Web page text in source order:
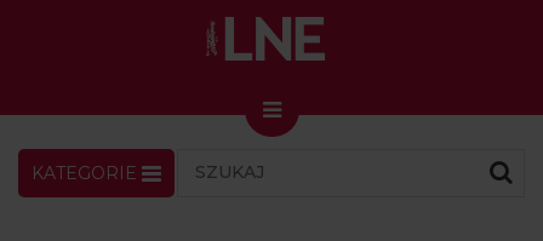
LNENEWS
KATEGORIE